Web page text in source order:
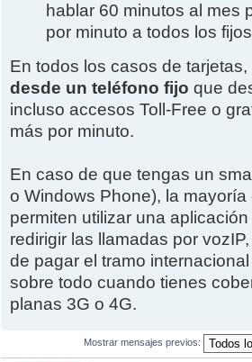
hablar 60 minutos al mes
por minuto a todos los
En todos los casos de tarjetas,
desde un teléfono fijo que
incluso accesos Toll-Free o
más por minuto.
En caso de que tengas un
o Windows Phone), la
permiten utilizar una
redirigir las llamadas por
de pagar el tramo
sobre todo cuando tienes
planas 3G o 4G.
Mostrar mensajes previos: